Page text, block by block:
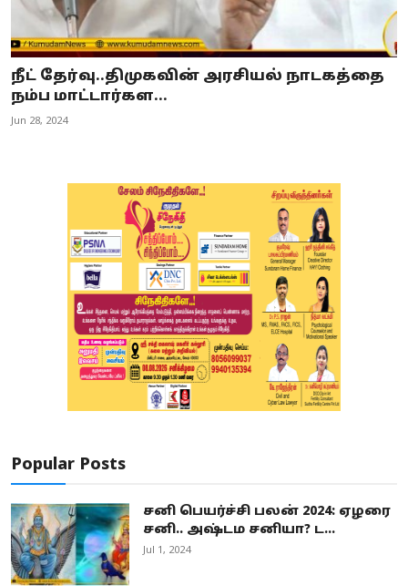
நீட் தேர்வு..திமுகவின் அரசியல் நாடகத்தை
நம்ப மாட்டார்கள...
Jun 28, 2024
Popular Posts
சனி பெயர்ச்சி பலன் 2024: ஏழரை
சனி.. அஷ்டம சனியா? ட...
Jul 1, 2024